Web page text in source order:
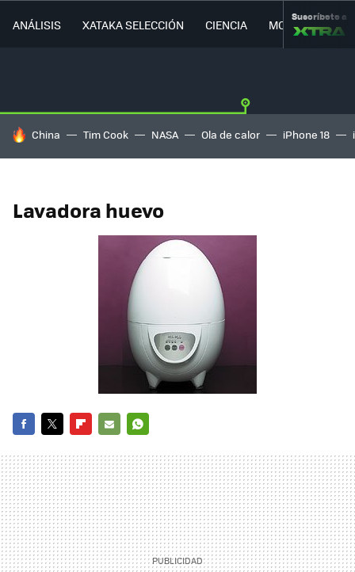
ANÁLISIS XATAKA SELECCIÓN CIENCIA MOVILIDAD
Suscríbete a
HOY SE HABLA DE
China Tim Cook NASA Ola de calor iPhone 18
Lavadora huevo
MAIL